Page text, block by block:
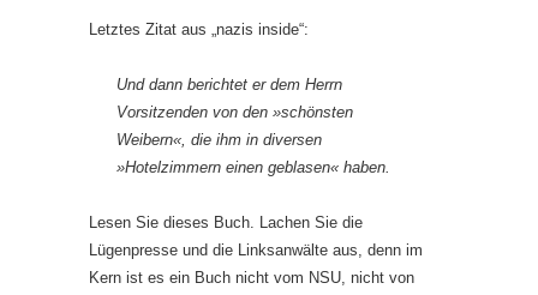
Letztes Zitat aus „nazis inside“:
Und dann berichtet er dem Herrn
Vorsitzenden von den »schönsten
Weibern«, die ihm in diversen
»Hotelzimmern einen geblasen« haben.
Lesen Sie dieses Buch. Lachen Sie die
Lügenpresse und die Linksanwälte aus, denn im
Kern ist es ein Buch nicht vom NSU, nicht von